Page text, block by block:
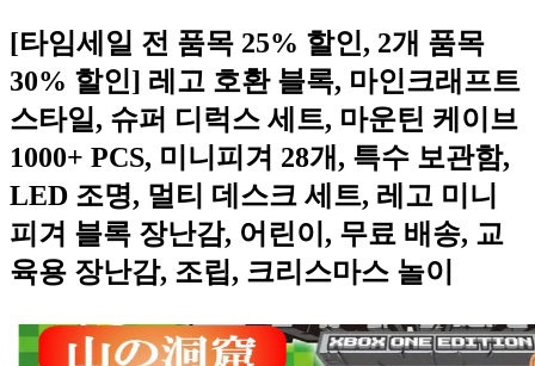
[타임세일 전 품목 25% 할인, 2개 품목
30% 할인] 레고 호환 블록, 마인크래프트
스타일, 슈퍼 디럭스 세트, 마운틴 케이브
1000+ PCS, 미니피겨 28개, 특수 보관함,
LED 조명, 멀티 데스크 세트, 레고 미니
피겨 블록 장난감, 어린이, 무료 배송, 교
육용 장난감, 조립, 크리스마스 놀이